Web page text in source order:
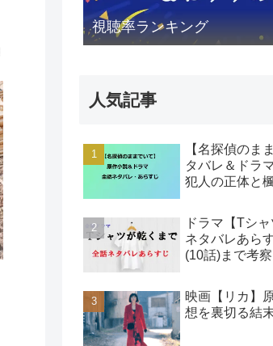
視聴率ランキング
人気記事
【名探偵のま
タバレ＆ドラ
犯人の正体と
ドラマ【Tシ
ネタバレあら
(10話)まで考察
映画【リカ】
想を裏切る結